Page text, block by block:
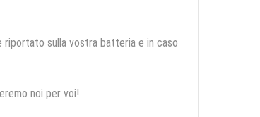
riportato sulla vostra batteria e in caso
noi per voi!